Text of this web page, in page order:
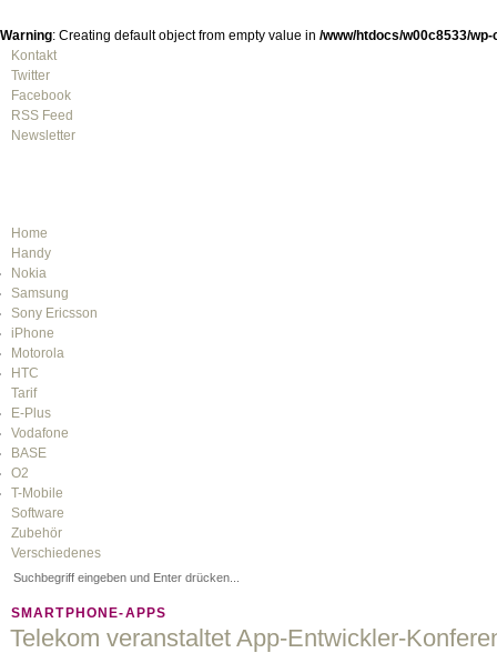
Warning: Creating default object from empty value in /www/htdocs/w00c8533/
Kontakt
Twitter
Facebook
RSS Feed
Newsletter
Home
Handy
Nokia
Samsung
Sony Ericsson
iPhone
Motorola
HTC
Tarif
E-Plus
Vodafone
BASE
O2
T-Mobile
Software
Zubehör
Verschiedenes
SMARTPHONE-APPS
Telekom veranstaltet App-Entwickler-